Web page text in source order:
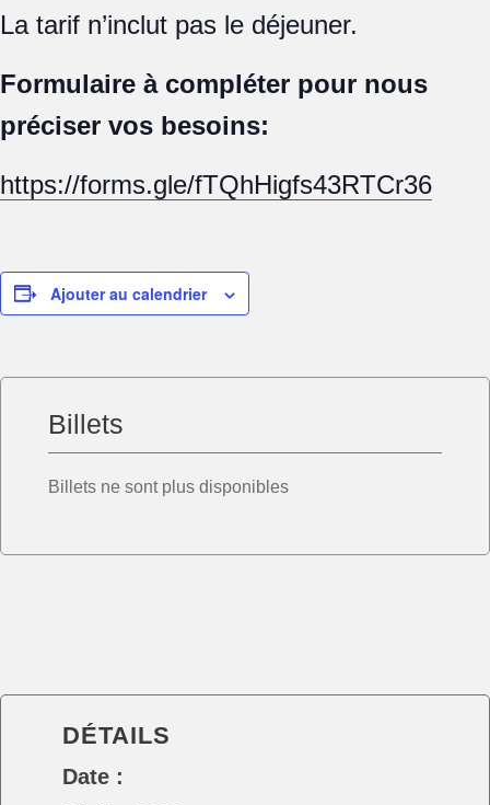
La tarif n’inclut pas le déjeuner.
Formulaire à compléter pour nous
préciser vos besoins:
https://forms.gle/fTQhHigfs43RTCr36
Ajouter au calendrier
DÉTAILS
Date :
Billets
Billets ne sont plus disponibles